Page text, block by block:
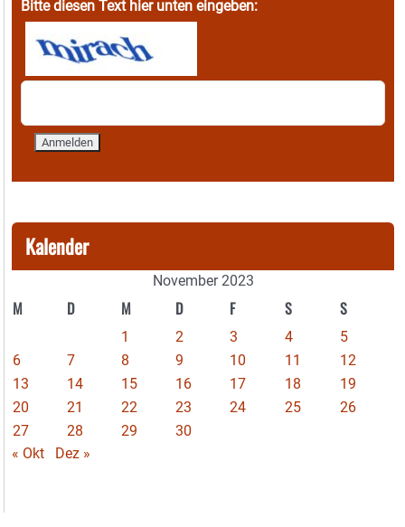
Bitte diesen Text hier unten eingeben:
Kalender
November 2023
M D M D F S S
1 2 3 4
5
6
7 8 9 10 11
12
13
14 15 16 17 18
19
20
21 22 23 24 25
26
27
28 29
30
« Okt
Dez »